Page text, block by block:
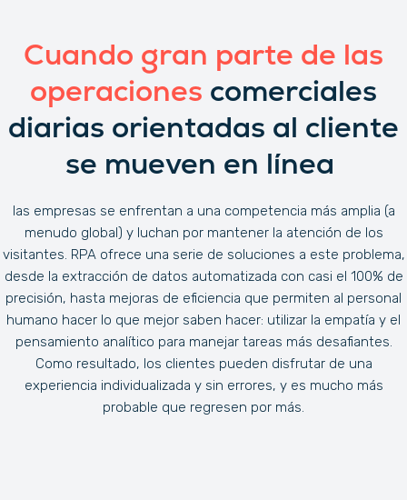
Cuando gran parte de las
operaciones comerciales
diarias orientadas al cliente
se mueven en línea
las empresas se enfrentan a una competencia más amplia (a
menudo global) y luchan por mantener la atención de los
visitantes. RPA ofrece una serie de soluciones a este problema,
desde la extracción de datos automatizada con casi el 100% de
precisión, hasta mejoras de eficiencia que permiten al personal
humano hacer lo que mejor saben hacer: utilizar la empatía y el
pensamiento analítico para manejar tareas más desafiantes.
Como resultado, los clientes pueden disfrutar de una
experiencia individualizada y sin errores, y es mucho más
probable que regresen por más.